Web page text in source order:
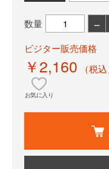
数量 －
ビジター販売価格
￥2,160 （税込
お気に入り